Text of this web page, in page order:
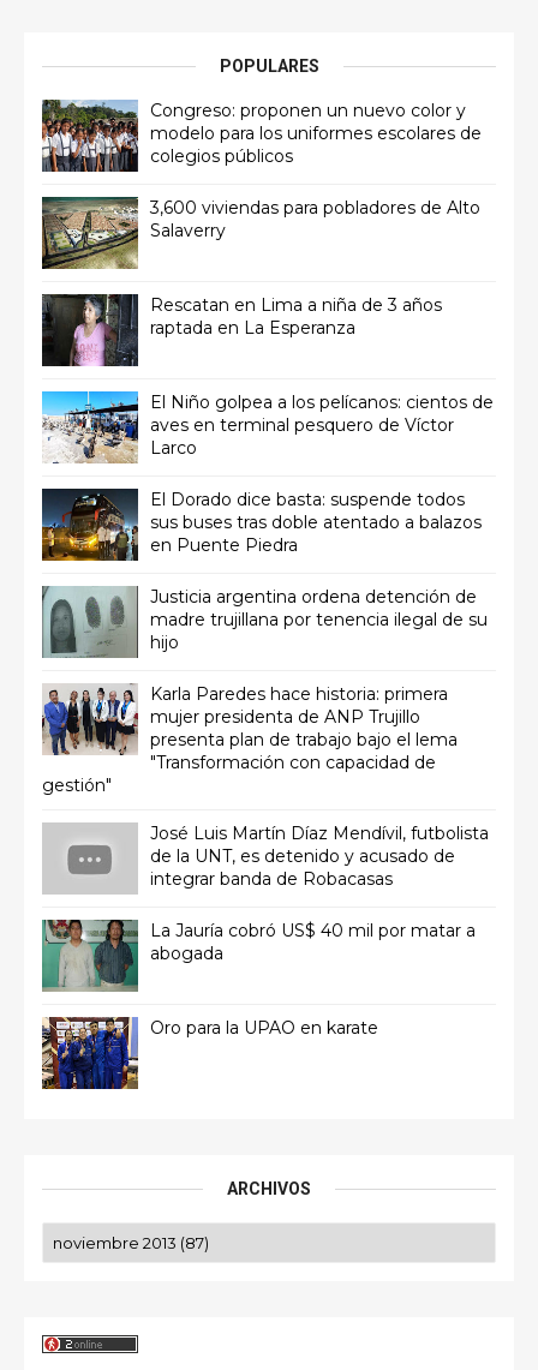
POPULARES
Congreso: proponen un nuevo color y
modelo para los uniformes escolares de
colegios públicos
3,600 viviendas para pobladores de Alto
Salaverry
Rescatan en Lima a niña de 3 años
raptada en La Esperanza
El Niño golpea a los pelícanos: cientos de
aves en terminal pesquero de Víctor
Larco
El Dorado dice basta: suspende todos
sus buses tras doble atentado a balazos
en Puente Piedra
Justicia argentina ordena detención de
madre trujillana por tenencia ilegal de su
hijo
Karla Paredes hace historia: primera
mujer presidenta de ANP Trujillo
presenta plan de trabajo bajo el lema
"Transformación con capacidad de
gestión"
José Luis Martín Díaz Mendívil, futbolista
de la UNT, es detenido y acusado de
integrar banda de Robacasas
La Jauría cobró US$ 40 mil por matar a
abogada
Oro para la UPAO en karate
ARCHIVOS